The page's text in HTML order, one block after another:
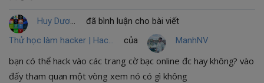
Huy Dương văn
đã bình luận cho bài viết
Thử học làm hacker | Hack tài khoản ngân hàng chứa hơn 66996 USD
của ManhNV
bạn có thể hack vào các trang cờ bạc online đc hay không? vào
đấy tham quan một vòng xem nó có gì không